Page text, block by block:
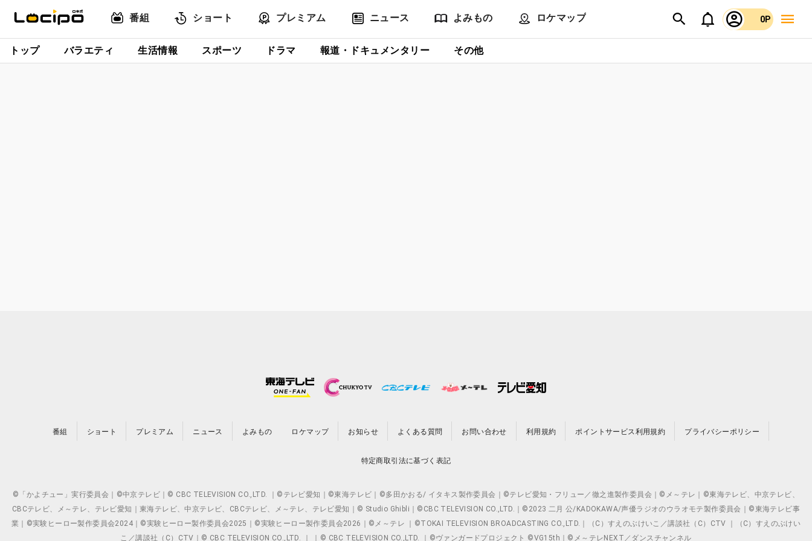
番組 ショート プレミアム ニュース よみもの ロケマップ 0P
トップ バラエティ 生活情報 スポーツ ドラマ 報道・ドキュメンタリー その他
番組 ショート プレミアム ニュース よみもの ロケマップ お知らせ よくある質問 お問い合わせ 利用規約 ポイントサービス利用規約 プライバシーポリシー
特定商取引法に基づく表記
©「かよチュー」実行委員会｜©中京テレビ｜© CBC TELEVISION CO.,LTD. ｜©テレビ愛知｜©東海テレビ｜©多田かおる/ イタキス製作委員会｜©テレビ愛知・フリュー／徹之進製作委員会｜©メ～テレ｜©東海テレビ、中京テレビ、
CBCテレビ、メ～テレ、テレビ愛知｜東海テレビ、中京テレビ、CBCテレビ、メ～テレ、テレビ愛知｜© Studio Ghibli｜©CBC TELEVISION CO.,LTD.｜©2023 二月 公/KADOKAWA/声優ラジオのウラオモテ製作委員会｜©東海テレビ事
業｜©実験ヒーロー製作委員会2024｜©実験ヒーロー製作委員会2025｜©実験ヒーロー製作委員会2026｜©メ～テレ ｜©TOKAI TELEVISION BROADCASTING CO.,LTD.｜（C）すえのぶけいこ／講談社（C）CTV ｜（C）すえのぶけい
こ／講談社（C）CTV｜© CBC TELEVISION CO.,LTD. ｜ ｜© CBC TELEVISION CO.,LTD. ｜©ヴァンガードプロジェクト ©VG15th｜©メ～テレNEXT／ダンスチャンネル